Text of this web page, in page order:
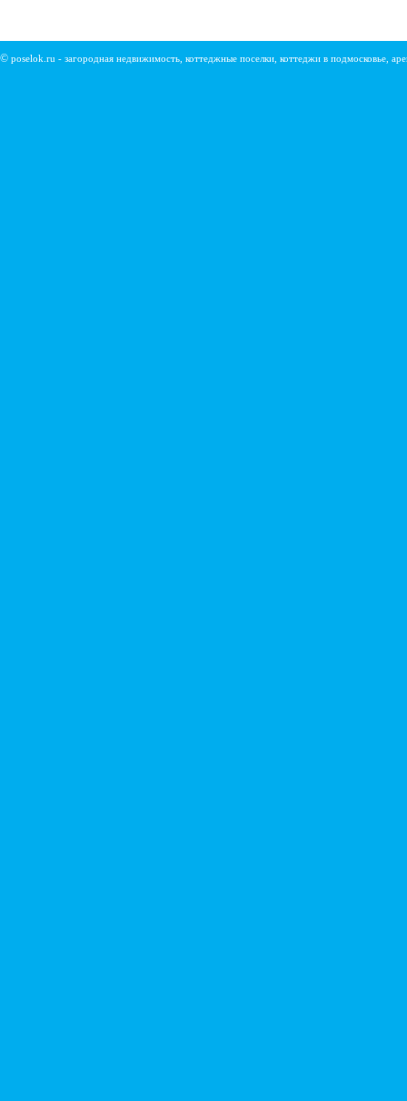
© poselok.ru - загородная недвижимость, коттеджные поселки, коттеджи в подмосковье,